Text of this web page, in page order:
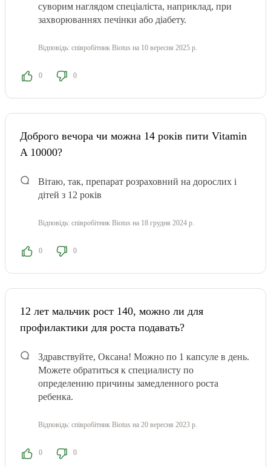
суворим наглядом спеціаліста, наприклад, при
захворюваннях печінки або діабету.
Відповідь: співробітник Biotus на 10 вересня 2025 р.
0 0
Доброго вечора чи можна 14 років пити Vitamin
A 10000?
Вітаю, так, препарат розраховний на дорослих і
дітей з 12 років
Відповідь: співробітник Biotus на 18 грудня 2024 р.
0 0
12 лет мальчик рост 140, можно ли для
профилактики для роста подавать?
Здравствуйте, Оксана! Можно по 1 капсуле в день.
Можете обратиться к специалисту по
определению причины замедленного роста
ребенка.
Відповідь: співробітник Biotus на 20 вересня 2023 р.
0 0